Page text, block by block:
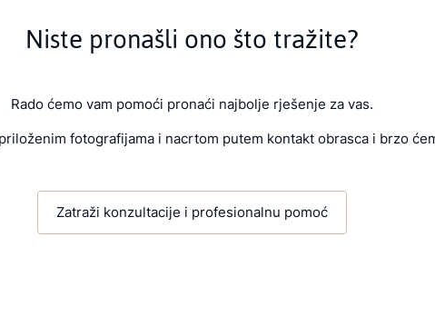
Niste pronašli ono što tražite?
Rado ćemo vam pomoći pronaći najbolje rješenje za vas.
fotografijama i nacrtom putem kontakt obrasca i brzo
Zatraži konzultacije i profesionalnu pomoć